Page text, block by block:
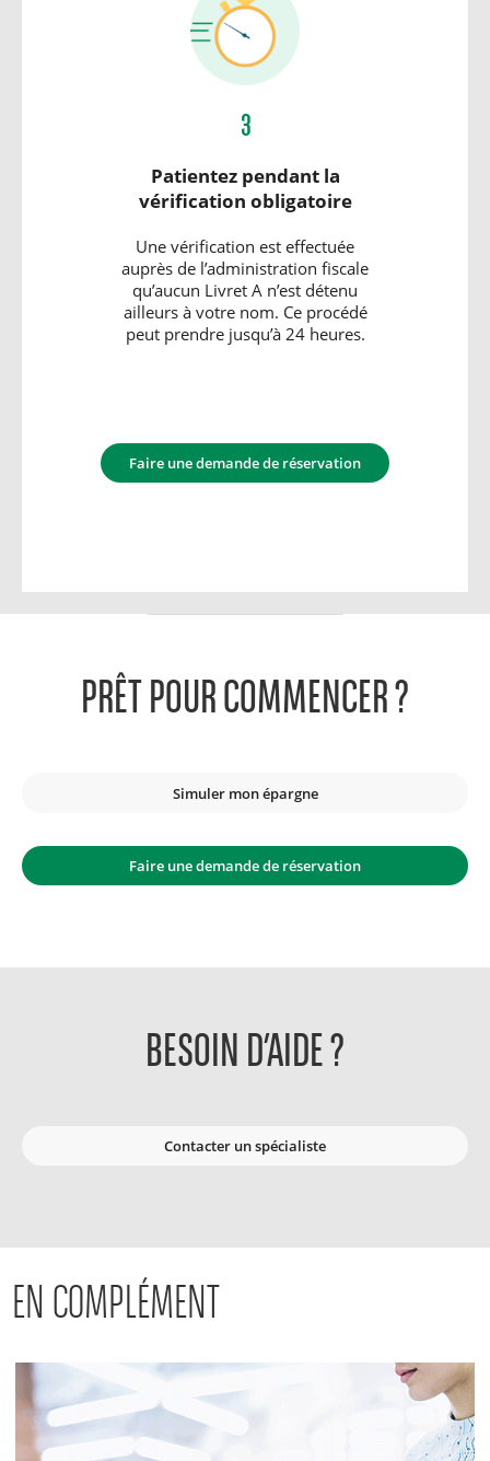
3
Patientez pendant la
vérification obligatoire
Une vérification est effectuée
auprès de l’administration fiscale
qu’aucun Livret A n’est détenu
ailleurs à votre nom. Ce procédé
peut prendre jusqu’à 24 heures.
Faire une demande de réservation
PRÊT POUR COMMENCER ?
Simuler mon épargne
Faire une demande de réservation
BESOIN D’AIDE ?
Contacter un spécialiste
EN COMPLÉMENT